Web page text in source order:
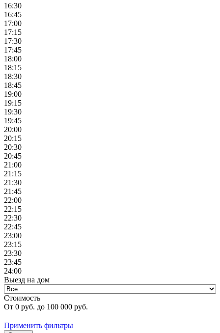
16:30
16:45
17:00
17:15
17:30
17:45
18:00
18:15
18:30
18:45
19:00
19:15
19:30
19:45
20:00
20:15
20:30
20:45
21:00
21:15
21:30
21:45
22:00
22:15
22:30
22:45
23:00
23:15
23:30
23:45
24:00
Выезд на дом
Стоимость
От 0 руб. до 100 000 руб.
Применить фильтры